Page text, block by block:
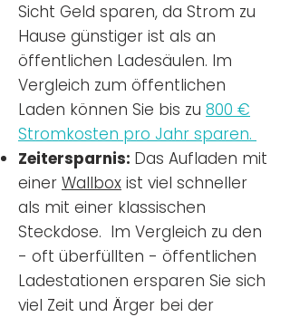
Sicht Geld sparen, da Strom zu
Hause günstiger ist als an
öffentlichen Ladesäulen. Im
Vergleich zum öffentlichen
Laden können Sie bis zu 800 €
Stromkosten pro Jahr sparen.
Zeitersparnis: Das Aufladen mit
einer Wallbox ist viel schneller
als mit einer klassischen
Steckdose. Im Vergleich zu den
- oft überfüllten - öffentlichen
Ladestationen ersparen Sie sich
viel Zeit und Ärger bei der